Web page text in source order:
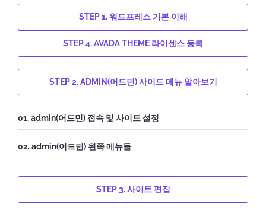
STEP 1. 워드프레스 기본 이해
STEP 4. AVADA THEME 라이센스 등록
STEP 2. ADMIN(어드민) 사이드 메뉴 알아보기
01. admin(어드민) 접속 및 사이트 설정
02. admin(어드민) 왼쪽 메뉴들
STEP 3. 사이트 편집